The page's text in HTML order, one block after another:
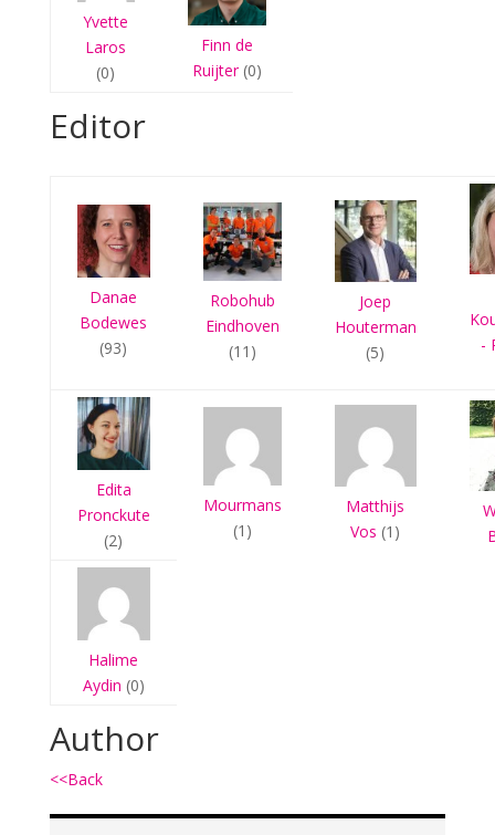
Yvette
Laros
(0)
Finn de
Ruijter(0)
Editor
Danae
Bodewes
(93)
Robohub
Eindhoven
(11)
Joep
Houterman
(5)
-
Edita
Pronckute
(2)
Mourmans
(1)
Matthijs
Vos (1)
Halime
Aydin (0)
Author
<<Back